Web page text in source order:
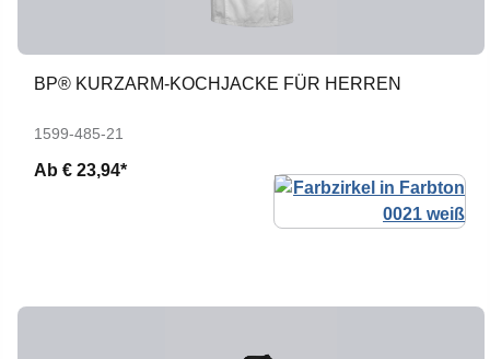
BP® KURZARM-KOCHJACKE FÜR HERREN
1599-485-21
Ab € 23,94*